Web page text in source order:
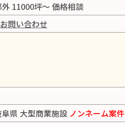
11000坪～ 価格相談
お問い合わせ
県 大型商業施設 ノンネーム案件